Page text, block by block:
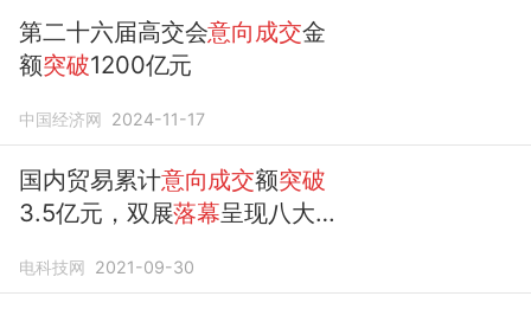
第二十六届高交会意向成交金
额突破1200亿元
中国经济网 2024-11-17
国内贸易累计意向成交额突破
3.5亿元，双展落幕呈现八大
电科技网 2021-09-30